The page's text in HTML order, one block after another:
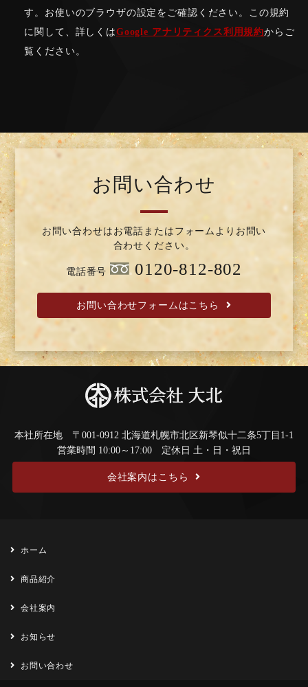
す。お使いのブラウザの設定をご確認ください。この規約
に関して、詳しくはGoogle アナリティクス利用規約からご
覧ください。
お問い合わせ
お問い合わせはお電話またはフォームよりお問い
合わせください。
電話番号 0120-812-802
お問い合わせフォームはこちら
本社所在地 〒001-0912 北海道札幌市北区新琴似十二条5丁目1-1
営業時間 10:00～17:00 定休日 土・日・祝日
会社案内はこちら
ホーム
商品紹介
会社案内
お知らせ
お問い合わせ